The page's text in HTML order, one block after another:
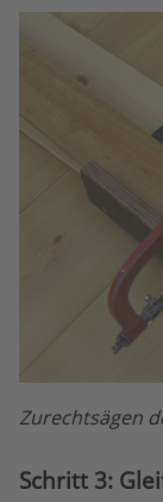
Zurechtsägen
Schritt 3: